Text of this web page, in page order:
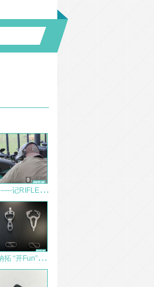
相
信子弹 —–记RIFLES ONLY高精度步枪射击一级和二级课程
N
exTool纳拓 “开Fun”系列 测评报告